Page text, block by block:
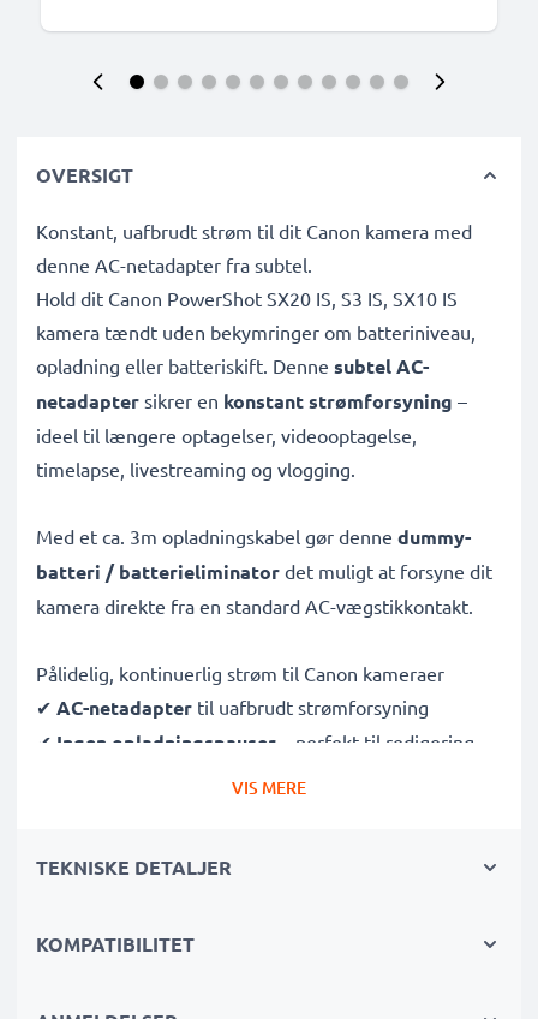
OVERSIGT
Konstant, uafbrudt strøm til dit Canon kamera med
denne AC-netadapter fra subtel.
Hold dit Canon PowerShot SX20 IS, S3 IS, SX10 IS
kamera tændt uden bekymringer om batteriniveau,
opladning eller batteriskift. Denne subtel AC-
netadapter sikrer en konstant strømforsyning –
ideel til længere optagelser, videooptagelse,
timelapse, livestreaming og vlogging.
Med et ca. 3m opladningskabel gør denne dummy-
batteri / batterieliminator det muligt at forsyne dit
kamera direkte fra en standard AC-vægstikkontakt.
Pålidelig, kontinuerlig strøm til Canon kameraer
✔ AC-netadapter til uafbrudt strømforsyning
✔ Ingen opladningspauser – perfekt til redigering,
dataoverførsel eller uafbrudt afspilning
✔Ideel til: Studieoptagelser, video streaming,
✔100 % kompatibel
med PowerShot SX20 IS, S3 IS,
VIS MERE
TEKNISKE DETALJER
KOMPATIBILITET